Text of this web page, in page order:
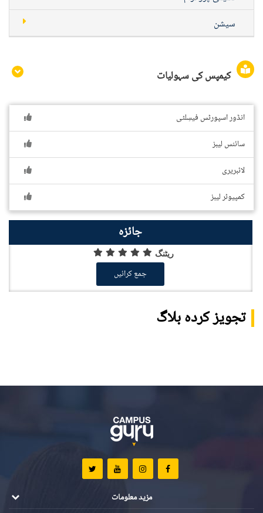
سیشن
کیمپس کی سہولیات
انڈور اسپورٹس فیسِلٹی
سائنس لیبز
لائبریری
کمپیوٹر لیبز
جائزہ
ریٹنگ
جمع کرائیں
تجویز کردہ بلاگ
مزید معلومات